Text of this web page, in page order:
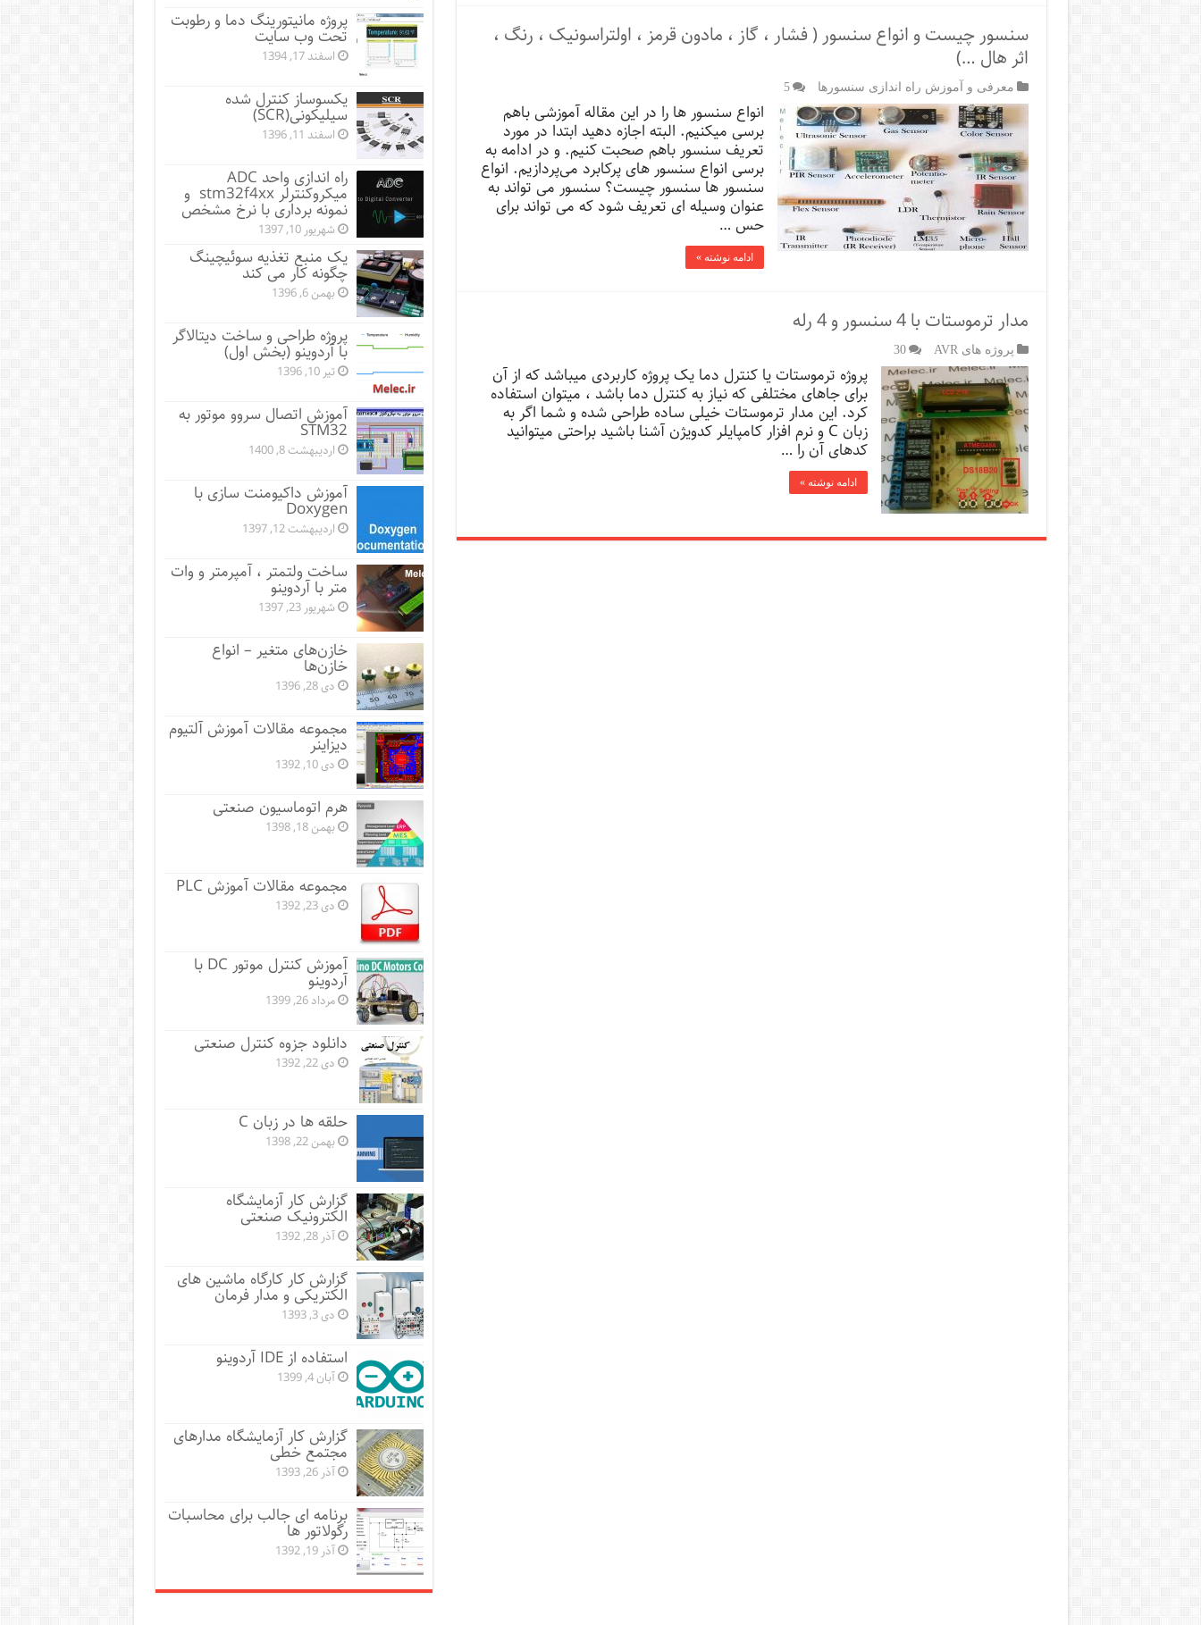
سنسور چیست و انواع سنسور ( فشار ، گاز ، مادون قرمز ، اولتراسونیک ، رنگ ،
اثر هال …)
معرفی و آموزش راه اندازی سنسورها 5
انواع سنسور ها را در این مقاله آموزشی باهم
برسی میکنیم. البته اجازه دهید ابتدا در مورد
تعریف سنسور باهم صحبت کنیم. و در ادامه به
برسی انواع سنسور های پرکابرد می‌پردازیم. انواع
سنسور ها سنسور چیست؟ سنسور می تواند به
عنوان وسیله ای تعریف شود که می تواند برای
حس …
ادامه نوشته »
مدار ترموستات با 4 سنسور و 4 رله
پروژه های AVR 30
پروژه ترموستات یا کنترل دما یک پروژه کاربردی میباشد که از آن
برای جاهای مختلفی که نیاز به کنترل دما باشد ، میتوان استفاده
کرد. این مدار ترموستات خیلی ساده طراحی شده و شما اگر به
زبان C و نرم افزار کامپایلر کدویژن آشنا باشید براحتی میتوانید
کدهای آن را …
ادامه نوشته »
پروژه مانيتورينگ دما و رطوبت
تحت وب سایت
اسفند 17, 1394
یکسوساز کنترل شده
سیلیکونی(SCR)
اسفند 11, 1396
راه اندازی واحد ADC
میکروکنترلر stm32f4xx و
نمونه برداری با نرخ مشخص
شهریور 10, 1397
یک منبع تغذیه سوئیچینگ
چگونه کار می کند
بهمن 6, 1396
پروژه طراحی و ساخت دیتالاگر
با آردوینو (بخش اول)
تیر 10, 1396
آموزش اتصال سروو موتور به
STM32
اردیبهشت 8, 1400
آموزش داکیومنت سازی با
Doxygen
اردیبهشت 12, 1397
ساخت ولتمتر ، آمپرمتر و وات
متر با آردوینو
شهریور 23, 1397
خازن‌های متغیر – انواع
خازن‌ها
دی 28, 1396
مجموعه مقالات آموزش آلتیوم
دیزاینر
دی 10, 1392
هرم اتوماسیون صنعتی
بهمن 18, 1398
مجموعه مقالات آموزش PLC
دی 23, 1392
آموزش کنترل موتور DC با
آردوینو
مرداد 26, 1399
دانلود جزوه کنترل صنعتی
دی 22, 1392
حلقه ها در زبان C
بهمن 22, 1398
گزارش کار آزمایشگاه
الکترونیک صنعتی
آذر 28, 1392
گزارش کار کارگاه ماشین های
الکتریکی و مدار فرمان
دی 3, 1393
استفاده از IDE آردوینو
آبان 4, 1399
گزارش کار آزمایشگاه مدارهای
مجتمع خطی
آذر 26, 1393
برنامه ای جالب برای محاسبات
رگولاتور ها
آذر 19, 1392